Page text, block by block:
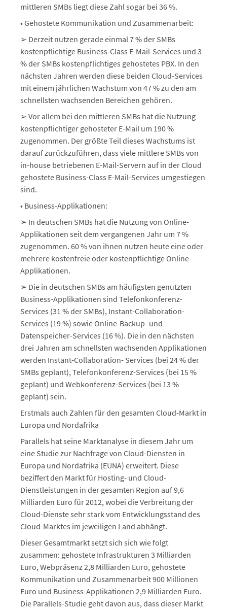
mittleren SMBs liegt diese Zahl sogar bei 36 %.
• Gehostete Kommunikation und Zusammenarbeit:
➢ Derzeit nutzen gerade einmal 7 % der SMBs
kostenpflichtige Business-Class E-Mail-Services und 3
% der SMBs kostenpflichtiges gehostetes PBX. In den
nächsten Jahren werden diese beiden Cloud-Services
mit einem jährlichen Wachstum von 47 % zu den am
schnellsten wachsenden Bereichen gehören.
➢ Vor allem bei den mittleren SMBs hat die Nutzung
kostenpflichtiger gehosteter E-Mail um 190 %
zugenommen. Der größte Teil dieses Wachstums ist
darauf zurückzuführen, dass viele mittlere SMBs von
in-house betriebenen E-Mail-Servern auf in der Cloud
gehostete Business-Class E-Mail-Services umgestiegen
sind.
• Business-Applikationen:
➢ In deutschen SMBs hat die Nutzung von Online-
Applikationen seit dem vergangenen Jahr um 7 %
zugenommen. 60 % von ihnen nutzen heute eine oder
mehrere kostenfreie oder kostenpflichtige Online-
Applikationen.
➢ Die in deutschen SMBs am häufigsten genutzten
Business-Applikationen sind Telefonkonferenz-
Services (31 % der SMBs), Instant-Collaboration-
Services (19 %) sowie Online-Backup- und -
Datenspeicher-Services (16 %). Die in den nächsten
drei Jahren am schnellsten wachsenden Applikationen
werden Instant-Collaboration- Services (bei 24 % der
SMBs geplant), Telefonkonferenz-Services (bei 15 %
geplant) und Webkonferenz-Services (bei 13 %
geplant) sein.
Erstmals auch Zahlen für den gesamten Cloud-Markt in
Europa und Nordafrika
Parallels hat seine Marktanalyse in diesem Jahr um
eine Studie zur Nachfrage von Cloud-Diensten in
Europa und Nordafrika (EUNA) erweitert. Diese
beziffert den Markt für Hosting- und Cloud-
Dienstleistungen in der gesamten Region auf 9,6
Milliarden Euro für 2012, wobei die Verbreitung der
Cloud-Dienste sehr stark vom Entwicklungsstand des
Cloud-Marktes im jeweiligen Land abhängt.
Dieser Gesamtmarkt setzt sich sich wie folgt
zusammen: gehostete Infrastrukturen 3 Milliarden
Euro, Webpräsenz 2,8 Milliarden Euro, gehostete
Kommunikation und Zusammenarbeit 900 Millionen
Euro und Business-Applikationen 2,9 Milliarden Euro.
Die Parallels-Studie geht davon aus, dass dieser Markt